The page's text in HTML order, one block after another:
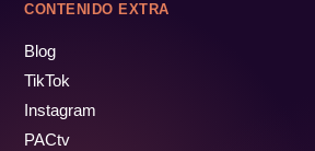
CONTENIDO EXTRA
Blog
TikTok
Instagram
PACtv